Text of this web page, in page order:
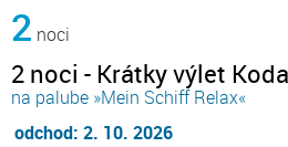
2 noci
2 noci - Krátky výlet
na palube »Mein Schiff Relax«
odchod: 2. 10. 2026